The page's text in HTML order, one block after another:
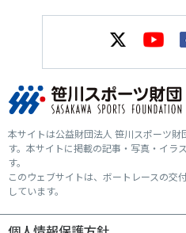
本サイトは公益財団法人 笹川スポーツ財
す。本サイトに掲載の記事・写真・イラ
す。
このウェブサイトは、ボートレースの交
しています。